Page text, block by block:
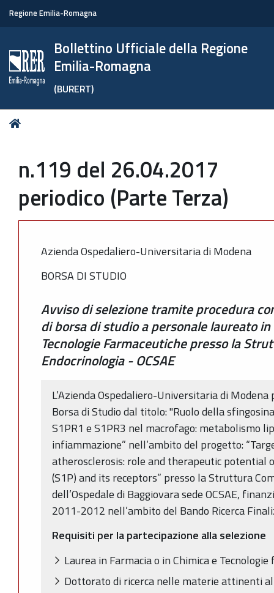
Regione Emilia-Romagna
Bollettino Ufficiale della Regione
Emilia-Romagna
(BURERT)
Tu
n.119 del 26.04.2017
periodico (Parte Terza)
Azienda Ospedaliero-Universitaria di Modena
BORSA DI STUDIO
Avviso di selezione tramite procedura
di borsa di studio a personale laureato in
Tecnologie Farmaceutiche presso la
Endocrinologia - OCSAE
L’Azienda Ospedaliero-Universitaria di
Borsa di Studio dal titolo: "Ruolo della
S1PR1 e S1PR3 nel macrofago: metabolismo
infiammazione” nell’ambito del progetto:
atherosclerosis: role and therapeutic potential
(S1P) and its receptors” presso la Struttura
dell’Ospedale di Baggiovara sede OCSAE,
2011-2012 nell’ambito del Bando Ricerca
Requisiti per la partecipazione alla selezione
Laurea in Farmacia o in Chimica e
Dottorato di ricerca nelle materie attinenti